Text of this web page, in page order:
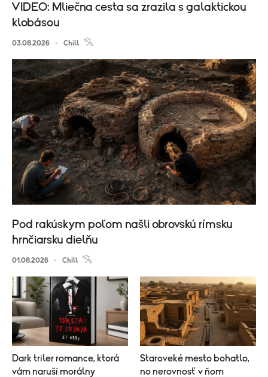
VIDEO: Mliečna cesta sa zrazila s galaktickou
klobásou
03.08.2026 Chill
Pod rakúskym poľom našli obrovskú rímsku
hrnčiarsku dielňu
01.08.2026 Chill
Dark triler romance, ktorá
vám naruší morálny
Staroveké mesto bohatlo,
no nerovnosť v ňom